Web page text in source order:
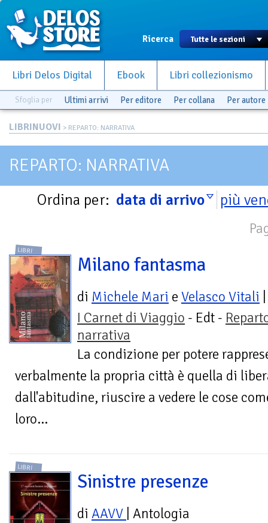
Ricerca
Libri Delos Digital Ebook Libri collezionismo
Sfoglia per Ultimi arrivi Per editore Per collana Per autore
LIBRINUOVI > REPARTO: NARRATIVA
REPARTO: NARRATIVA
Ordina per: data di arrivo più
LIBRI
Milano fantasma
di Michele Mari e Velasco Vitali
I Carnet di Viaggio - Edt -
narrativa
La condizione per potere
verbalmente la propria città è quella di
dall'abitudine, riuscire a vedere le cose
loro...
LIBRI
Sinistre presenze
di AAVV | Antologia